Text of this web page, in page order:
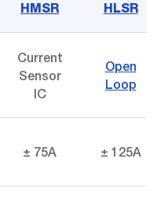
HMSR HLSR
Current
Sensor
IC
Open
Loop
± 75A ± 125A